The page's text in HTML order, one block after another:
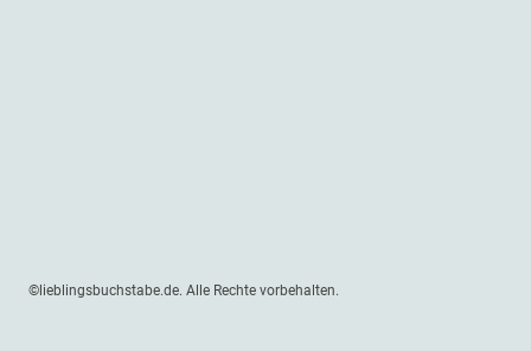
©lieblingsbuchstabe.de. Alle Rechte vorbehalten.